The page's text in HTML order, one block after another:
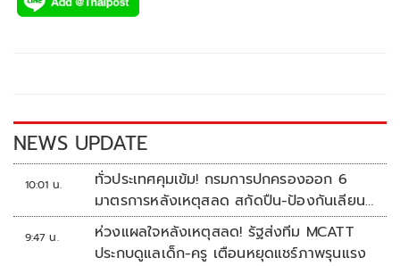
e
k
tt p
k
NEWS UPDATE
10:01 น.
ทั่วประเทศคุมเข้ม! กรมการปกครองออก 6
มาตรการหลังเหตุสลด สกัดปืน-ป้องกันเลียน
แบบ
9:47 น.
ห่วงแผลใจหลังเหตุสลด! รัฐส่งทีม MCATT
ประกบดูแลเด็ก-ครู เตือนหยุดแชร์ภาพรุนแรง